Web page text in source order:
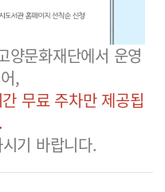
양문화재단에서 운영
,
무료 주차만 제공됩
기 바랍니다.